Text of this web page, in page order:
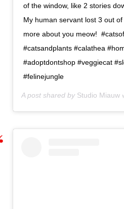
of the window, like 2 stories
My human servant lost 3 out
more about you meow!⁣
#catsandplants #calathea
#adoptdontshop #veggiecat
#felinejungle ⁣
A post shared by Studio Miauw